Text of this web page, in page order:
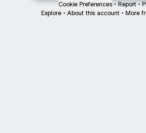
Cookie Preferences • Report •
Explore • About this account • More